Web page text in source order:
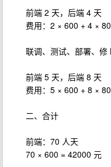
前端 2 天，后端 4 天
费用：2 × 600 + 4 ×
联调、测试、部署、修
前端 5 天，后端 8 天
费用：5 × 600 + 8 ×
二、合计
前端：70 人天
70 × 600 = 42000 元